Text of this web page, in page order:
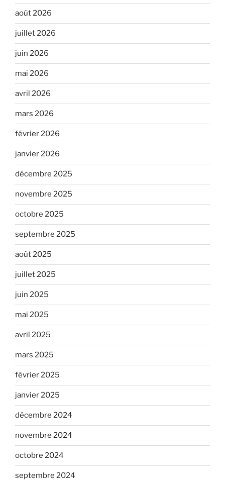
août 2026
juillet 2026
juin 2026
mai 2026
avril 2026
mars 2026
février 2026
janvier 2026
décembre 2025
novembre 2025
octobre 2025
septembre 2025
août 2025
juillet 2025
juin 2025
mai 2025
avril 2025
mars 2025
février 2025
janvier 2025
décembre 2024
novembre 2024
octobre 2024
septembre 2024